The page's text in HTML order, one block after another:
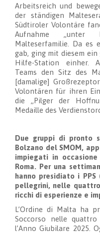
Arbeitsreich und
der ständigen
Südtiroler Volontäre
Aufnahme „unter
Malteserfamilie. Da es
gab, ging mit diesem
Hilfe-Station einher.
Teams den Sitz des
[damalige]
Volontären für ihren
die „Pilger der
Medaille des
Due gruppi di pronto
Bolzano del SMOM,
impiegati in
Roma. Per una
hanno presidiato i
pellegrini, nelle
ricchi di esperienze e
L’Ordine di Malta ha
Soccorso nelle
l’Anno Giubilare 2025.